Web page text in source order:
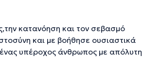
κατανόηση και τον σεβασμό
και με βοήθησε ουσιαστικά
υπέροχος άνθρωπος με απόλυτη